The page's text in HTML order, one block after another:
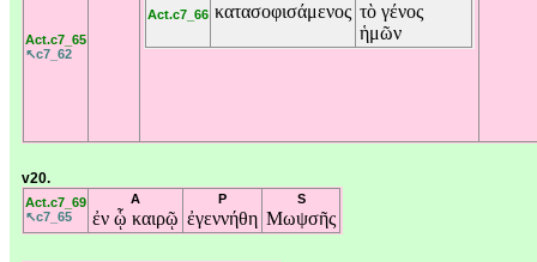
Act.c7_65
↖c7_62
Act.c7_66 κατασοφισάμενος τὸ γένος
ἡμῶν
v20.
Act.c7_69
↖c7_65
A
ἐν ᾧ καιρῷ
P
ἐγεννήθη
S
Μωψσῆς